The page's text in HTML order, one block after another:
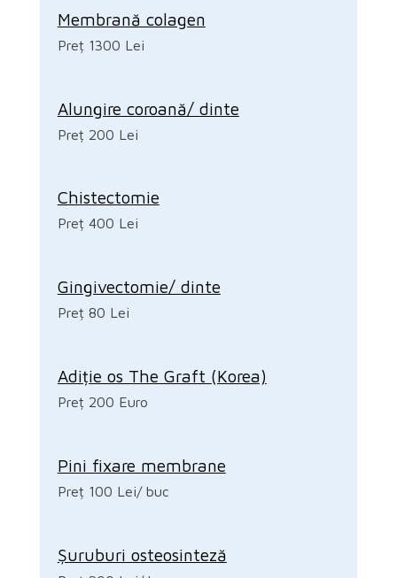
Membrană colagen
Preț 1300 Lei
Alungire coroană/ dinte
Preț 200 Lei
Chistectomie
Preț 400 Lei
Gingivectomie/ dinte
Preț 80 Lei
Adiție os The Graft (Korea)
Preț 200 Euro
Pini fixare membrane
Preț 100 Lei/ buc
Șuruburi osteosinteză